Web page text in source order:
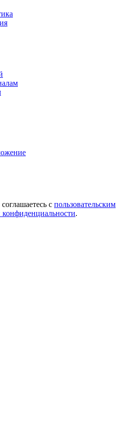
с пользовательским
конфиденциальности.